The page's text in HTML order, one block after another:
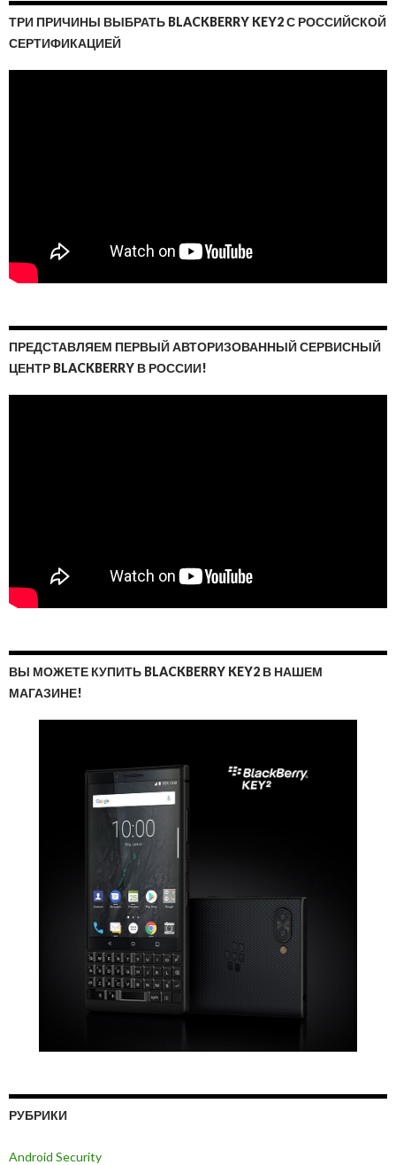
ТРИ ПРИЧИНЫ ВЫБРАТЬ BLACKBERRY KEY2 С РОССИЙСКОЙ
СЕРТИФИКАЦИЕЙ
ПРЕДСТАВЛЯЕМ ПЕРВЫЙ АВТОРИЗОВАННЫЙ СЕРВИСНЫЙ
ЦЕНТР BLACKBERRY В РОССИИ!
ВЫ МОЖЕТЕ КУПИТЬ BLACKBERRY KEY2 В НАШЕМ
МАГАЗИНЕ!
РУБРИКИ
Android Security